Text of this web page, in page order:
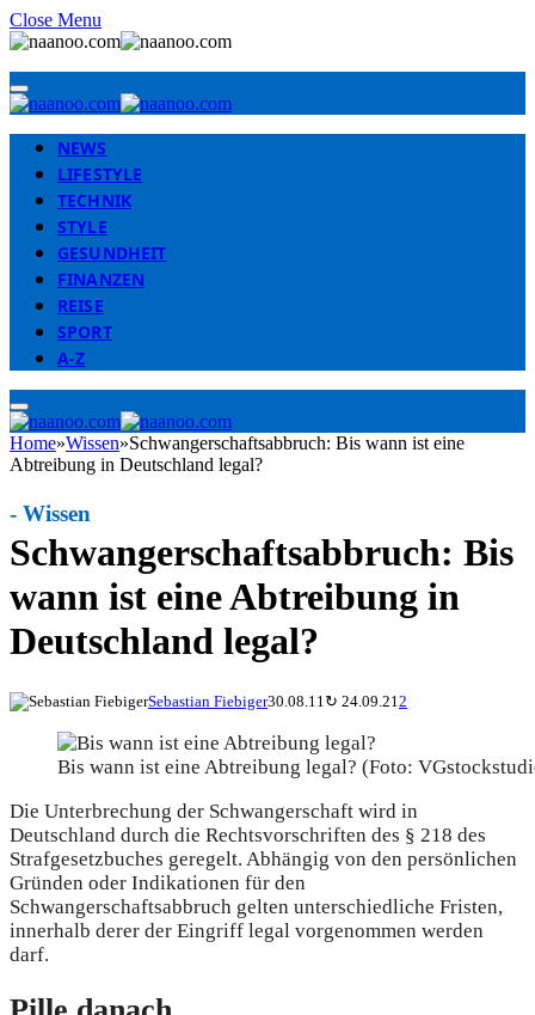
Close Menu
NEWS
LIFESTYLE
TECHNIK
STYLE
GESUNDHEIT
FINANZEN
REISE
SPORT
A-Z
Home»Wissen»Schwangerschaftsabbruch: Bis wann ist eine
Abtreibung in Deutschland legal?
Schwangerschaftsabbruch: Bis
wann ist eine Abtreibung in
Deutschland legal?
- Wissen
Sebastian Fiebiger30.08.11 ↻ 24.09.21 2
Bis wann ist eine Abtreibung legal? (Foto:
Die Unterbrechung der Schwangerschaft wird in
Deutschland durch die Rechtsvorschriften des § 218 des
Strafgesetzbuches geregelt. Abhängig von den persönlichen
Gründen oder Indikationen für den
Schwangerschaftsabbruch gelten unterschiedliche Fristen,
innerhalb derer der Eingriff legal vorgenommen werden
darf.